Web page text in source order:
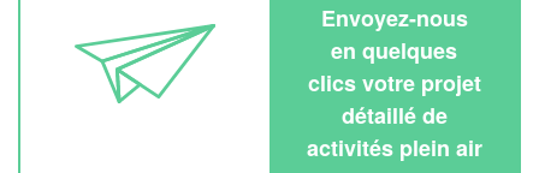
Envoyez-nous
en quelques
clics votre projet
détaillé de
activités plein air